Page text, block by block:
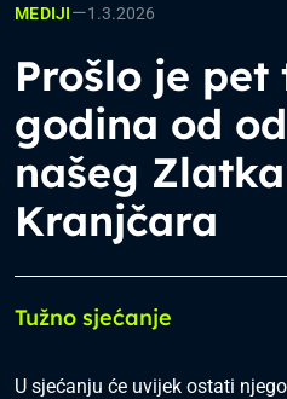
MEDIJI—1.3.2026
Prošlo je pet
godina od
našeg
Kranjčara
Tužno sjećanje
U sjećanju će uvijek ostati